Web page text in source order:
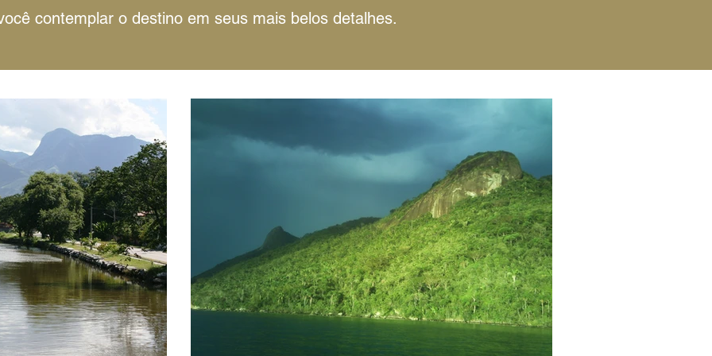
contemplar o destino em seus mais belos detalhes.